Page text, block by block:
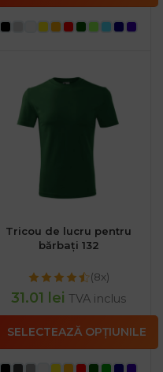
Tricou de lucru pentru
bărbați 132
(8x)
31.01 lei TVA inclus
SELECTEAZĂ OPȚIUNILE